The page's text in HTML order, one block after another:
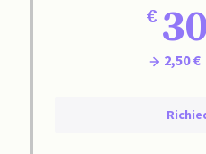
30
2,50 €